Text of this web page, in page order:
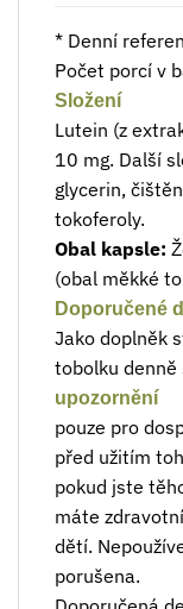
* Denní
Počet porcí v
Složení
Lutein (z
10 mg. Další
glycerin,
tokoferoly.
Obal kapsle:
(obal měkké
Doporučené
Jako doplněk
tobolku denně
upozornění
pouze pro
před užitím
pokud jste
máte
dětí.
porušena.